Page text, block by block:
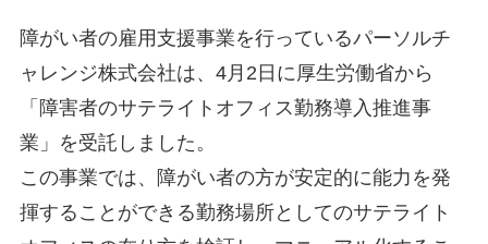
障がい者の雇用支援事業を行っているパーソルチ
ャレンジ株式会社は、4月2日に厚生労働省から
「障害者のサテライトオフィス勤務導入推進事
業」を受託しました。
この事業では、障がい者の方が安定的に能力を発
揮することができる勤務場所としてのサテライト